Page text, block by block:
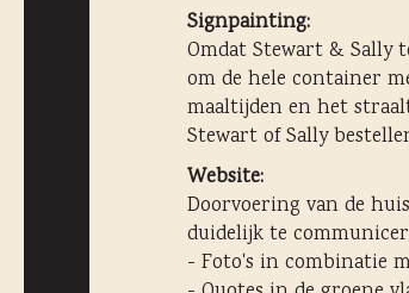
Signpainting:
Omdat Stewart & Sally
om de hele container
maaltijden en het
Stewart of Sally
Website:
Doorvoering van de
duidelijk te
- Foto's in combinatie